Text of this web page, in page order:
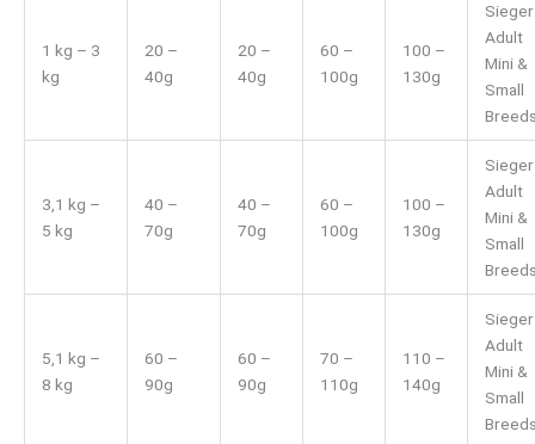
1 kg – 3
kg
20 –
40g
20 –
40g
60 –
100g
100 –
130g
Sieger
Adult
Mini &
Small
3,1 kg –
5 kg
40 –
70g
40 –
70g
60 –
100g
100 –
130g
Sieger
Adult
Mini &
Small
5,1 kg –
8 kg
60 –
90g
60 –
90g
70 –
110g
110 –
140g
Sieger
Adult
Mini &
Small